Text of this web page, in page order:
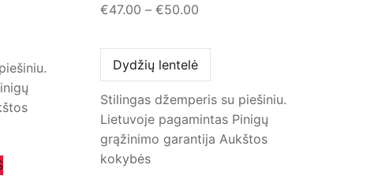
€47.00 – €50.00
Dydžių lentelė
Stilingas džemperis su piešiniu.
Lietuvoje pagamintas Pinigų
grąžinimo garantija Aukštos
kokybės